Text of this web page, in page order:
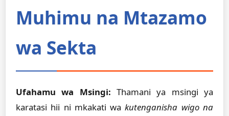
Muhimu na Mtazamo
wa Sekta
Ufahamu wa Msingi: Thamani ya msingi ya
karatasi hii ni mkakati wakutenganisha wigo na